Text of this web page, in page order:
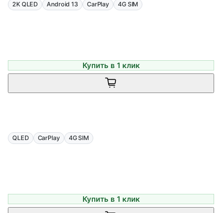
2K QLED Android 13 CarPlay 4G SIM
Купить в 1 клик
QLED CarPlay 4G SIM
Купить в 1 клик